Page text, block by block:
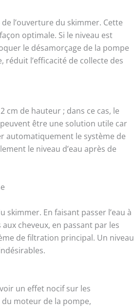
l’ouverture du skimmer. Cette
optimale. Si le niveau est
le désamorçage de la pompe
réduit l’efficacité de collecte des
cm de hauteur ; dans ce cas, le
peuvent être une solution utile car
automatiquement le système de
le niveau d’eau après de
En faisant passer l’eau à
cheveux, en passant par les
de filtration principal. Un niveau
un effet nocif sur les
moteur de la pompe,